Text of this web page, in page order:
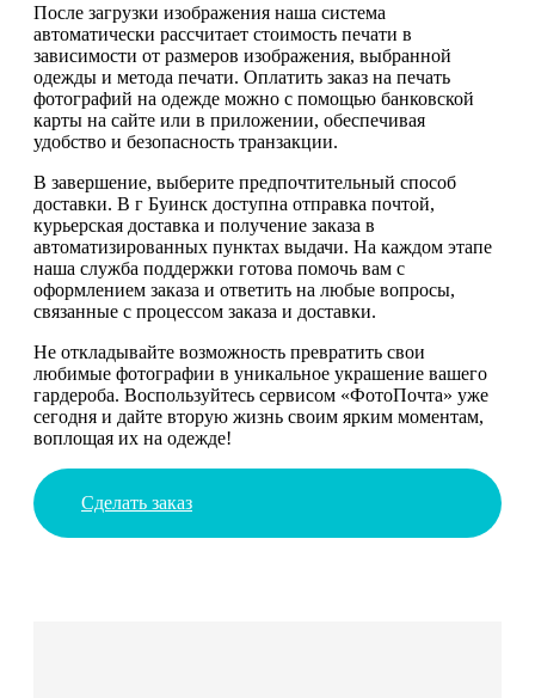
После загрузки изображения наша система
автоматически рассчитает стоимость печати в
зависимости от размеров изображения, выбранной
одежды и метода печати. Оплатить заказ на печать
фотографий на одежде можно с помощью банковской
карты на сайте или в приложении, обеспечивая
удобство и безопасность транзакции.
В завершение, выберите предпочтительный способ
доставки. В г Буинск доступна отправка почтой,
курьерская доставка и получение заказа в
автоматизированных пунктах выдачи. На каждом этапе
наша служба поддержки готова помочь вам с
оформлением заказа и ответить на любые вопросы,
связанные с процессом заказа и доставки.
Не откладывайте возможность превратить свои
любимые фотографии в уникальное украшение вашего
гардероба. Воспользуйтесь сервисом «ФотоПочта» уже
сегодня и дайте вторую жизнь своим ярким моментам,
воплощая их на одежде!
Сделать заказ